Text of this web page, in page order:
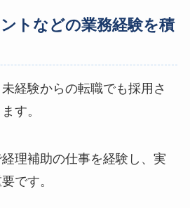
トなどの業務経験を積
経験からの転職でも採用さ
す。
理補助の仕事を経験し、実
です。